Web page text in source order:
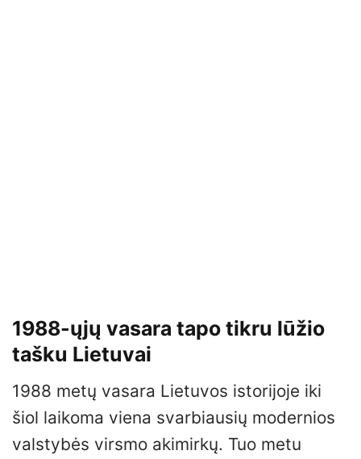
1988-ųjų vasara tapo tikru lūžio
tašku Lietuvai
1988 metų vasara Lietuvos istorijoje iki
šiol laikoma viena svarbiausių modernios
valstybės virsmo akimirkų. Tuo metu